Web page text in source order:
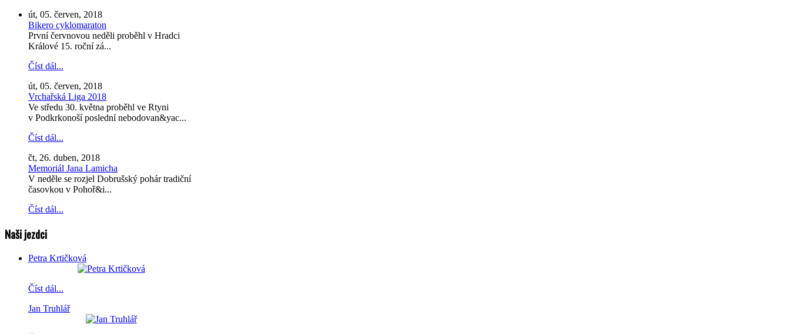
út, 05. červen, 2018
Bikero cyklomaraton
První červnovou neděli proběhl v Hradci
Králové 15. roční zá...
Číst dál...
út, 05. červen, 2018
Vrchařská Liga 2018
Ve středu 30. května proběhl ve Rtyni
v Podkrkonoší poslední nebodovan&yac...
Číst dál...
čt, 26. duben, 2018
Memoriál Jana Lamicha
V neděle se rozjel Dobrušský pohár tradiční
časovkou v Pohoř&i...
Číst dál...
Naši jezdci
Petra Krtičková
Číst dál...
Jan Truhlář